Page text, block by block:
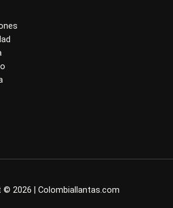
© 2026 | Colombiallantas.com